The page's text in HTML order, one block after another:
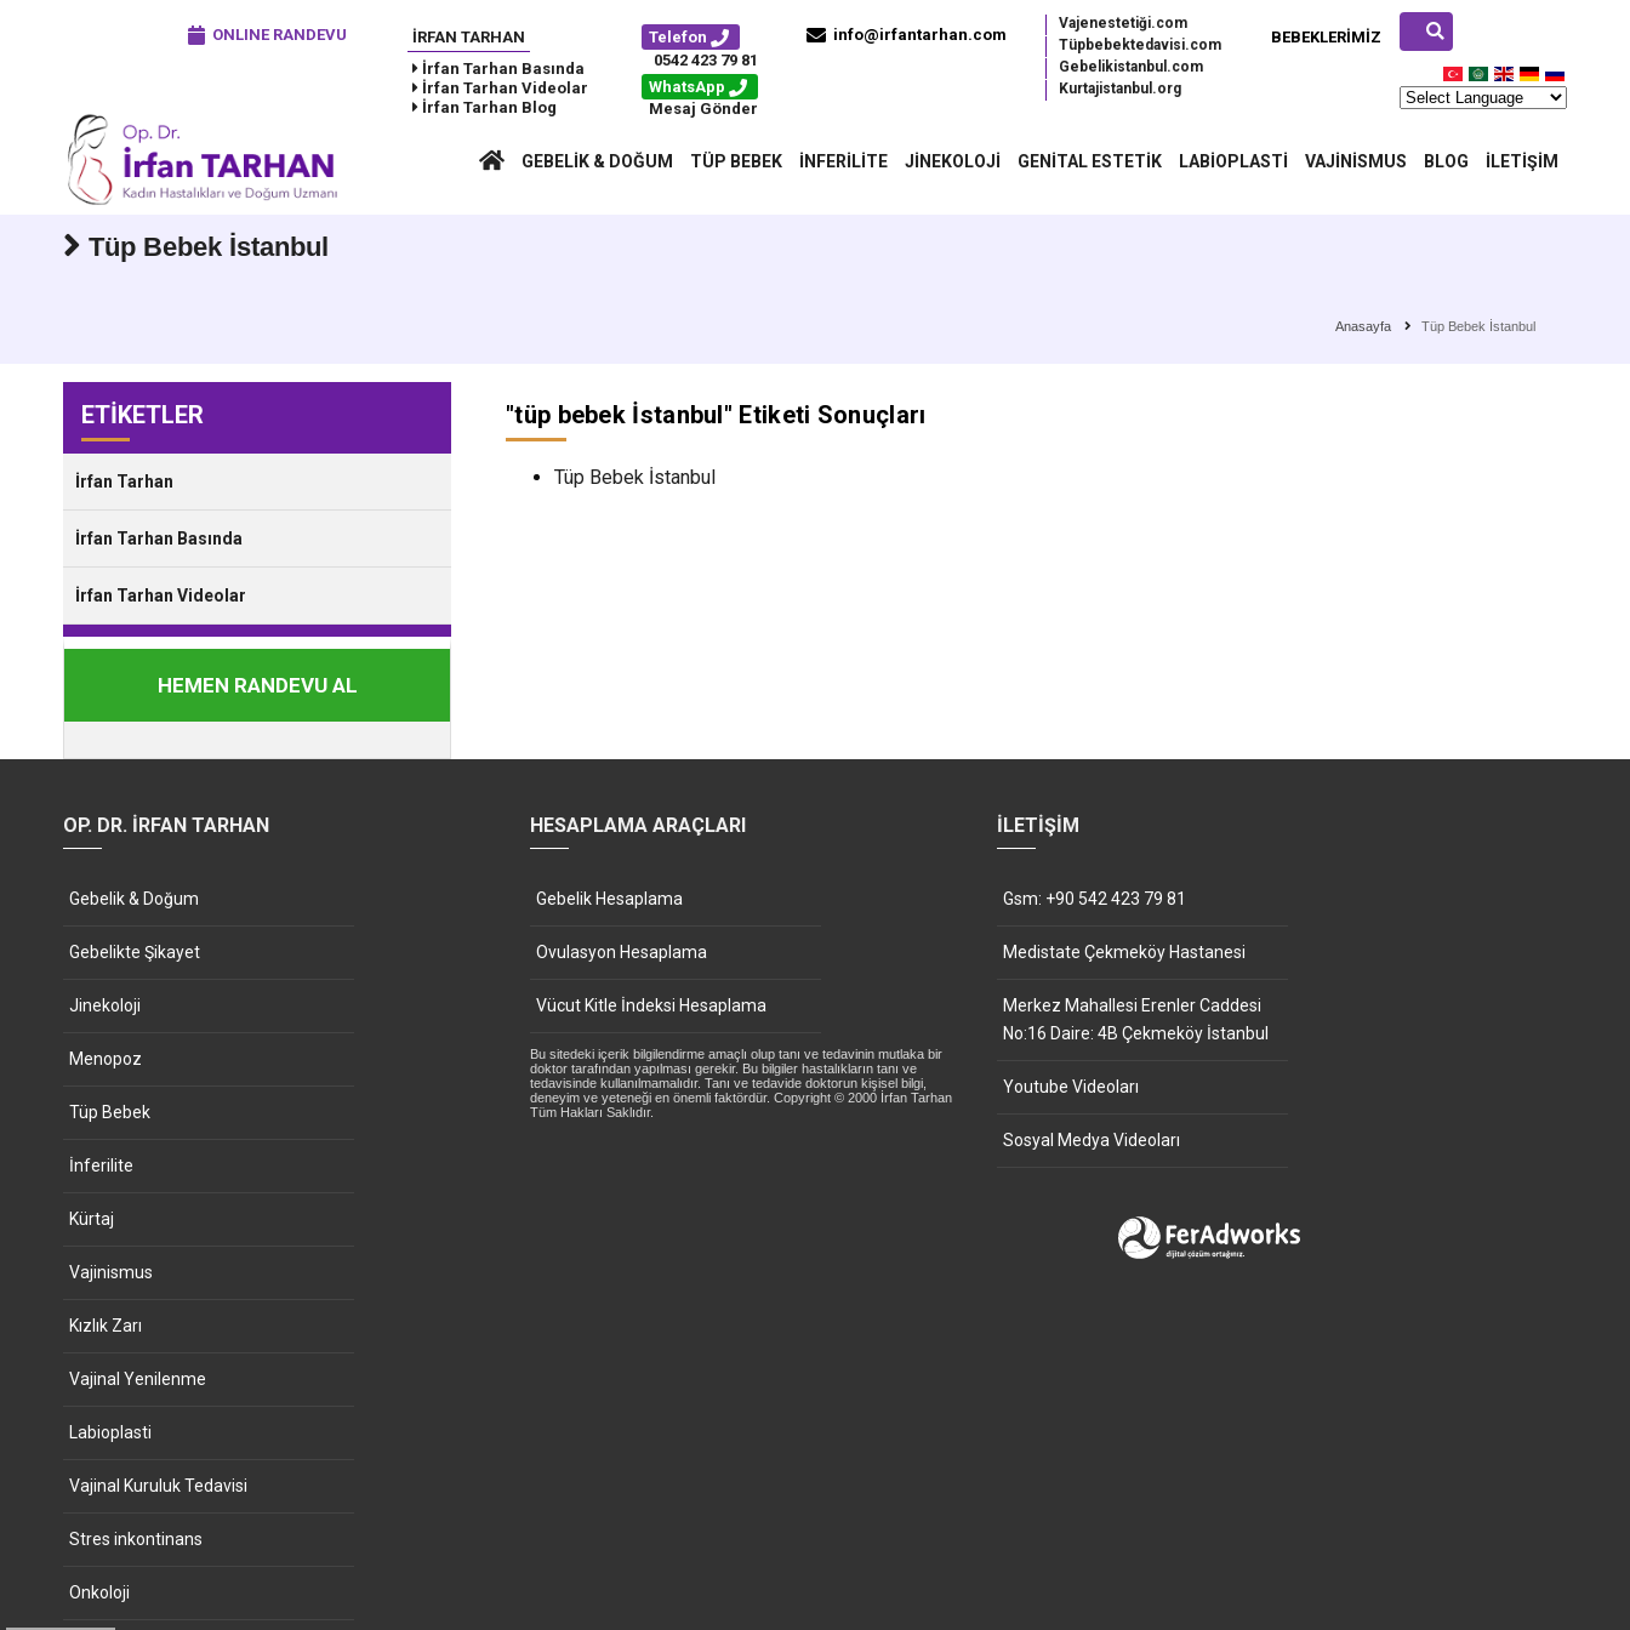
ONLINE RANDEVU
İRFAN TARHAN
İrfan Tarhan Basında
İrfan Tarhan Videolar
İrfan Tarhan Blog
BEBEKLERIMIZ
Vajenestetiği.com
Tüpbebektedavisi.com
Gebelikistanbul.com
Kurtajistanbul.org
Telefon
0542 423 79 81
WhatsApp
Mesaj Gönder
info@irfantarhan.com
GEBELIK & DOĞUM TÜP BEBEK İNFERILITE JINEKOLOJI GENITAL ESTETIK LABIOPLASTI VAJINISMUS BLOG İLETIŞIM
Tüp Bebek İstanbul
Anasayfa Tüp Bebek İstanbul
ETİKETLER
İrfan Tarhan
İrfan Tarhan Basında
İrfan Tarhan Videolar
HEMEN RANDEVU AL
"tüp bebek İstanbul" Etiketi Sonuçları
Tüp Bebek İstanbul
OP. DR. İRFAN TARHAN
Gebelik & Doğum
Gebelikte Şikayet
Jinekoloji
Menopoz
Tüp Bebek
İnferilite
Kürtaj
Vajinismus
Kızlık Zarı
Vajinal Yenilenme
Labioplasti
Vajinal Kuruluk Tedavisi
Stres inkontinans
Onkoloji
HESAPLAMA ARAÇLARI
Gebelik Hesaplama
Ovulasyon Hesaplama
Vücut Kitle İndeksi Hesaplama
Bu sitedeki içerik bilgilendirme amaçlı olup tanı ve tedavinin mutlaka bir
doktor tarafından yapılması gerekir. Bu bilgiler hastalıkların tanı ve
tedavisinde kullanılmamalıdır. Tanı ve tedavide doktorun kişisel bilgi,
deneyim ve yeteneği en önemli faktördür. Copyright © 2000 İrfan Tarhan
Tüm Hakları Saklıdır.
İLETIŞIM
Gsm: +90 542 423 79 81
Medistate Çekmeköy Hastanesi
Merkez Mahallesi Erenler Caddesi
No:16 Daire: 4B Çekmeköy İstanbul
Youtube Videoları
Sosyal Medya Videoları